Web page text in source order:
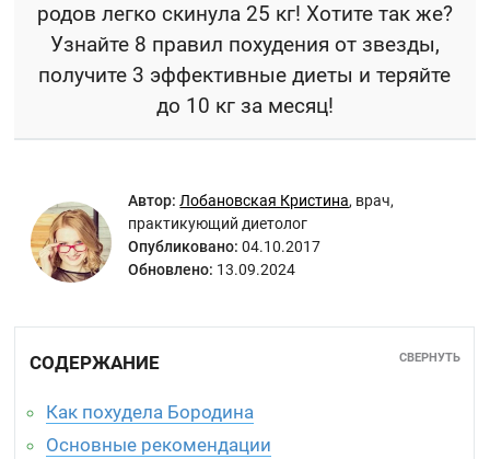
родов легко скинула 25 кг! Хотите так же?
Узнайте 8 правил похудения от звезды,
получите 3 эффективные диеты и теряйте
до 10 кг за месяц!
Автор: Лобановская Кристина, врач,
практикующий диетолог
Опубликовано: 04.10.2017
Обновлено: 13.09.2024
СОДЕРЖАНИЕ СВЕРНУТЬ
Как похудела Бородина
Основные рекомендации